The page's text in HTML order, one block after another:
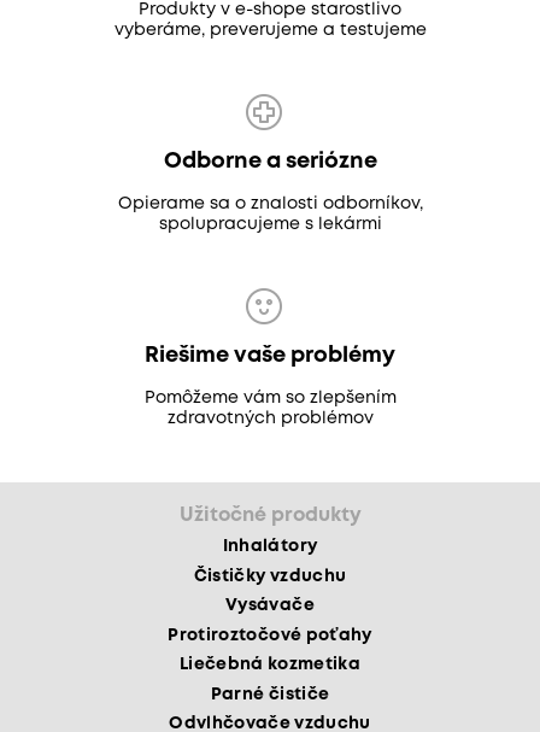
Produkty v e-shope starostlivo
vyberáme, preverujeme a testujeme
Odborne a seriózne
Opierame sa o znalosti odborníkov,
spolupracujeme s lekármi
Riešime vaše problémy
Pomôžeme vám so zlepšením
zdravotných problémov
Užitočné produkty
Inhalátory
Čističky vzduchu
Vysávače
Protiroztočové poťahy
Liečebná kozmetika
Parné čističe
Odvlhčovače vzduchu